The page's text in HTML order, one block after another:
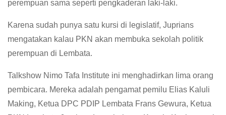
perempuan sama seperti pengkaderan laki-laki.
Karena sudah punya satu kursi di legislatif, Juprians
mengatakan kalau PKN akan membuka sekolah politik
perempuan di Lembata.
Talkshow Nimo Tafa Institute ini menghadirkan lima orang
pembicara. Mereka adalah pengamat pemilu Elias Kaluli
Making, Ketua DPC PDIP Lembata Frans Gewura, Ketua